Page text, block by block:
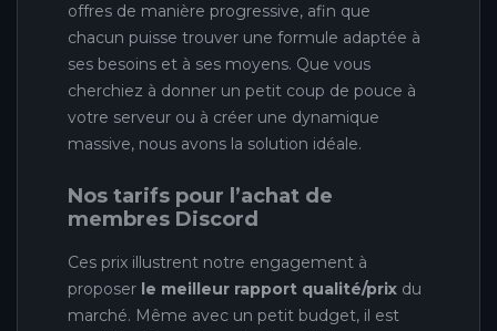
offres de manière progressive, afin que
chacun puisse trouver une formule adaptée à
ses besoins et à ses moyens. Que vous
cherchiez à donner un petit coup de pouce à
votre serveur ou à créer une dynamique
massive, nous avons la solution idéale.
Nos tarifs pour l’achat de
membres Discord
Ces prix illustrent notre engagement à
proposer le meilleur rapport qualité/prix du
marché. Même avec un petit budget, il est